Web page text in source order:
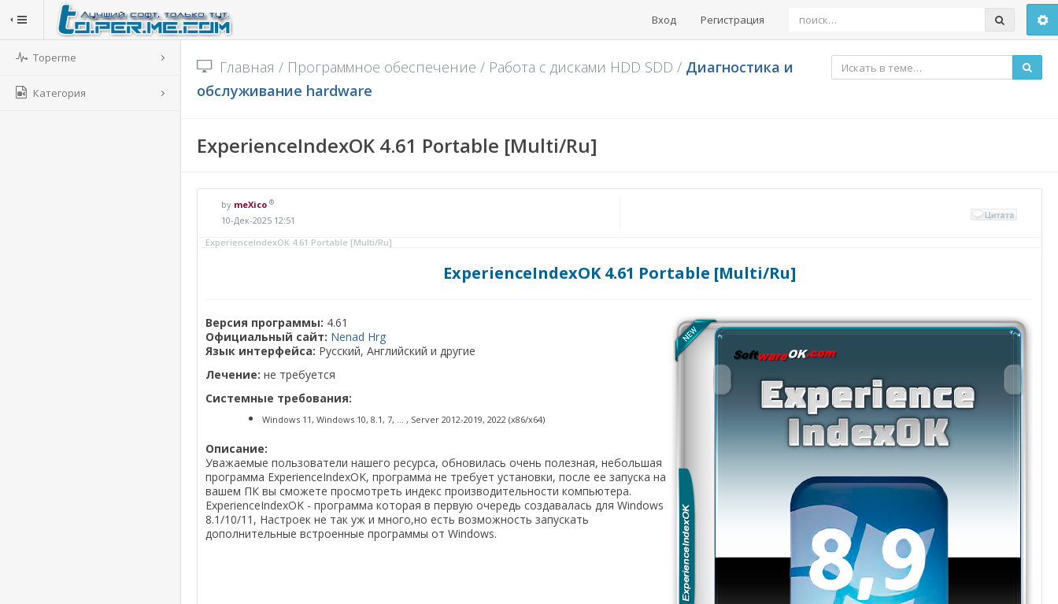
Toperme
Категория
Вход Регистрация
Главная / Программное обеспечение / Работа с дисками HDD SDD / Диагностика и
обслуживание hardware
ExperienceIndexOK 4.61 Portable [Multi/Ru]
by meXico ®
10-Дек-2025 12:51
ExperienceIndexOK 4.61 Portable [Multi/Ru]
ExperienceIndexOK 4.61 Portable [Multi/Ru]
Версия программы: 4.61
Официальный сайт: Nenad Hrg
Язык интерфейса: Русский, Английский и другие
Лечение: не требуется
Системные требования:
Windows 11, Windows 10, 8.1, 7, ... , Server 2012-2019, 2022 (x86/x64)
Описание:
Уважаемые пользователи нашего ресурса, обновилась очень полезная, небольшая
программа ExperienceIndexOK, программа не требует установки, после ее запуска на
вашем ПК вы сможете просмотреть индекс производительности компьютера.
ExperienceIndexOK - программа которая в первую очередь создавалась для Windows
8.1/10/11, Настроек не так уж и много,но есть возможность запускать
дополнительные встроенные программы от Windows.